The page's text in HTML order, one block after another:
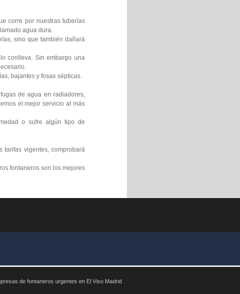
corre por nuestras tuberías
agua dura.
sino que también dañará
conlleva. Sin embargo una
bajantes y fosas sépticas.
de agua en radiadores,
el mejor servicio al más
o sufre algún tipo de
tarifas vigentes, comprobará
fontaneros son los mejores
de fontaneros urgentes en El Viso Madrid